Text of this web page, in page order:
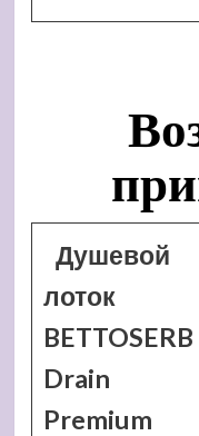
Душевой
лоток
BETTOSERB
Drain
Premium